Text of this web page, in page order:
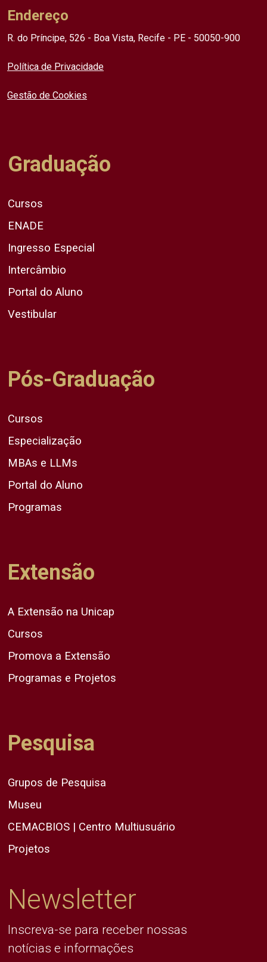
Endereço
R. do Príncipe, 526 - Boa Vista, Recife - PE - 50050-900
Política de Privacidade
Gestão de Cookies
Graduação
Cursos
ENADE
Ingresso Especial
Intercâmbio
Portal do Aluno
Vestibular
Pós-Graduação
Cursos
Especialização
MBAs e LLMs
Portal do Aluno
Programas
Extensão
A Extensão na Unicap
Cursos
Promova a Extensão
Programas e Projetos
Pesquisa
Grupos de Pesquisa
Museu
CEMACBIOS | Centro Multiusuário
Projetos
Newsletter
Inscreva-se para receber nossas
notícias e informações